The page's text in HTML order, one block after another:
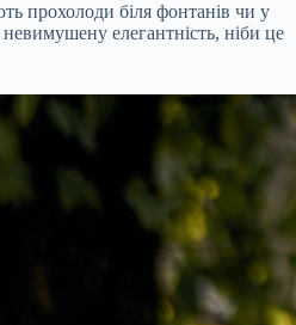
прохолоди біля фонтанів чи у
елегантність, ніби це